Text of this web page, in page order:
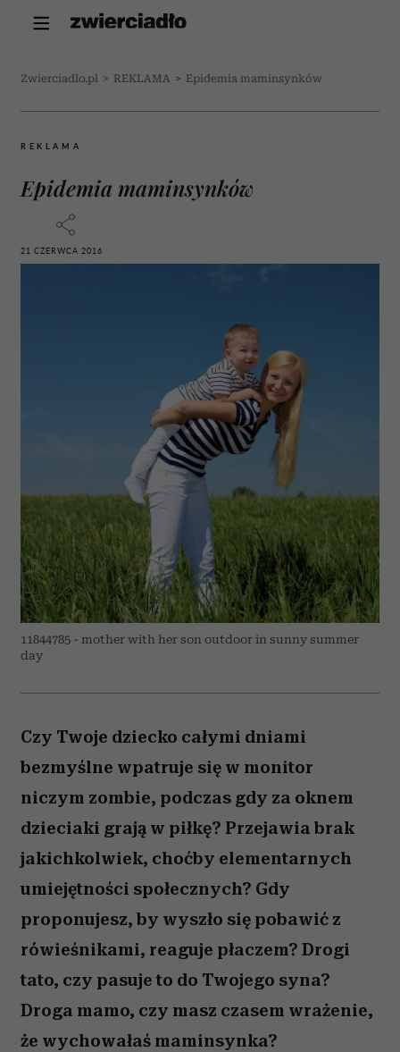
Zwierciadlo.pl > REKLAMA > Epidemia maminsynków
REKLAMA
Epidemia maminsynków
21 CZERWCA 2016
11844785 - mother with her son outdoor in sunny summer
day
Czy Twoje dziecko całymi dniami
bezmyślne wpatruje się w monitor
niczym zombie, podczas gdy za oknem
dzieciaki grają w piłkę? Przejawia brak
jakichkolwiek, choćby elementarnych
umiejętności społecznych? Gdy
proponujesz, by wyszło się pobawić z
rówieśnikami, reaguje płaczem? Drogi
tato, czy pasuje to do Twojego syna?
Droga mamo, czy masz czasem wrażenie,
że wychowałaś maminsynka?